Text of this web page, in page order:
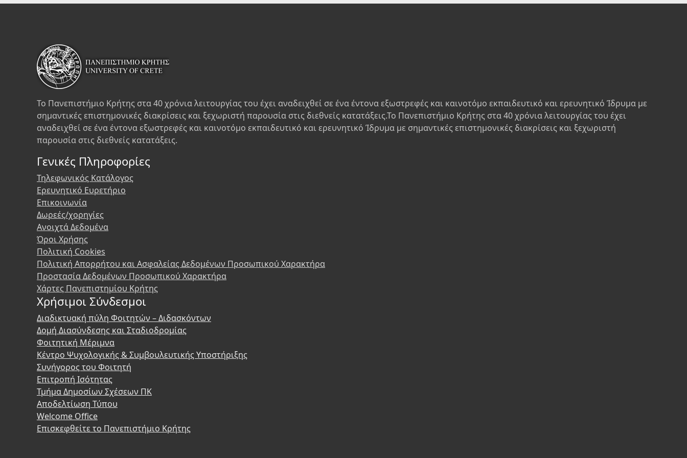
Το Πανεπιστήμιο Κρήτης στα 40 χρόνια λειτουργίας του έχει αναδειχθεί σε ένα έντονα εξωστρεφές και καινοτόμο εκπαιδευτικό και ερευνητικό Ίδρυμα με
σημαντικές επιστημονικές διακρίσεις και ξεχωριστή παρουσία στις διεθνείς κατατάξεις.Το Πανεπιστήμιο Κρήτης στα 40 χρόνια λειτουργίας του έχει
αναδειχθεί σε ένα έντονα εξωστρεφές και καινοτόμο εκπαιδευτικό και ερευνητικό Ίδρυμα με σημαντικές επιστημονικές διακρίσεις και ξεχωριστή
παρουσία στις διεθνείς κατατάξεις.
Γενικές Πληροφορίες
Τηλεφωνικός Κατάλογος
Ερευνητικό Ευρετήριο
Επικοινωνία
Δωρεές/χορηγίες
Ανοιχτά Δεδομένα
Όροι Χρήσης
Πολιτική Cookies
Πολιτική Απορρήτου και Ασφαλείας Δεδομένων Προσωπικού Χαρακτήρα
Προστασία Δεδομένων Προσωπικού Χαρακτήρα
Χάρτες Πανεπιστημίου Κρήτης
Χρήσιμοι Σύνδεσμοι
Διαδικτυακή πύλη Φοιτητών – Διδασκόντων
Δομή Διασύνδεσης και Σταδιοδρομίας
Φοιτητική Μέριμνα
Κέντρο Ψυχολογικής & Συμβουλευτικής Υποστήριξης
Συνήγορος του Φοιτητή
Επιτροπή Ισότητας
Τμήμα Δημοσίων Σχέσεων ΠΚ
Αποδελτίωση Τύπου
Welcome Office
Επισκεφθείτε το Πανεπιστήμιο Κρήτης